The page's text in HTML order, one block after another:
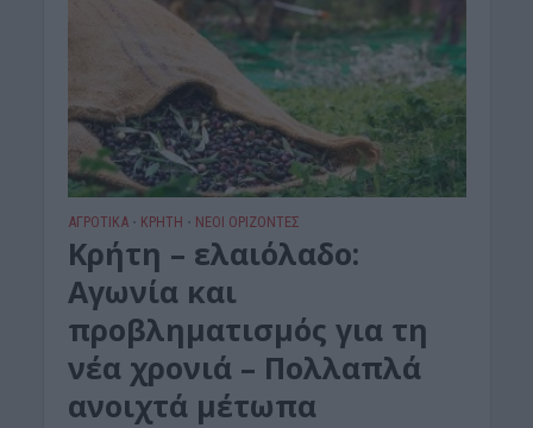
ΑΓΡΟΤΙΚΑ • ΚΡΗΤΗ • ΝΕΟΙ ΟΡΙΖΟΝΤΕΣ
Κρήτη – ελαιόλαδο:
Αγωνία και
προβληματισμός για τη
νέα χρονιά – Πολλαπλά
ανοιχτά μέτωπα